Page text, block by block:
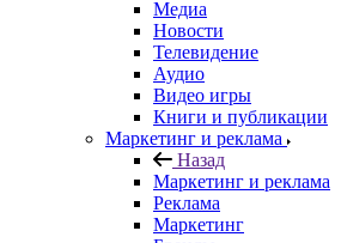
Медиа
Новости
Телевидение
Аудио
Видео игры
Книги и публикации
Маркетинг и реклама
Назад
Маркетинг и реклама
Реклама
Маркетинг